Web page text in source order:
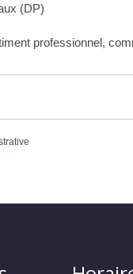
(DP)
professionnel,